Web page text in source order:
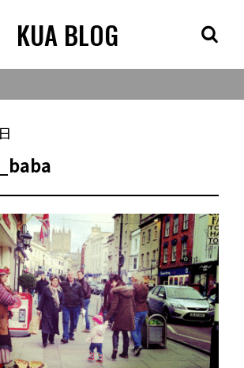
KUA BLOG